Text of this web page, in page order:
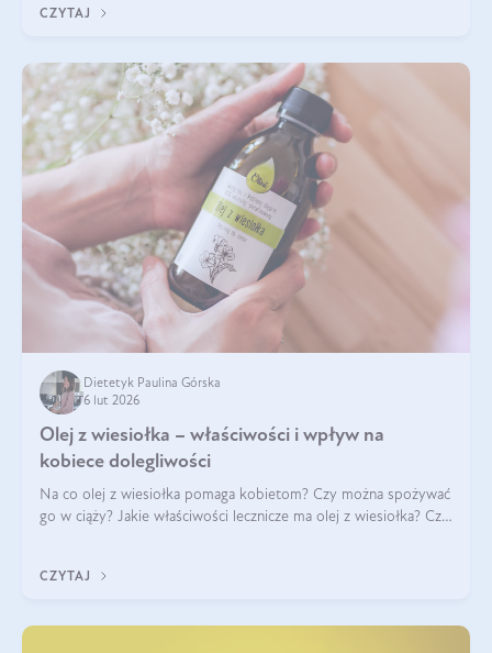
wyjaśnimy.
CZYTAJ
Dietetyk Paulina Górska
6 lut 2026
Olej z wiesiołka – właściwości i wpływ na
kobiece dolegliwości
Na co olej z wiesiołka pomaga kobietom? Czy można spożywać
go w ciąży? Jakie właściwości lecznicze ma olej z wiesiołka? Czy
CZYTAJ